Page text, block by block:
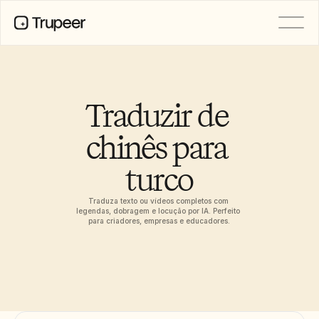
Traduzir de
chinês para
turco
Traduza texto ou vídeos completos com
legendas, dobragem e locução por IA. Perfeito
para criadores, empresas e educadores.
Base de Conhecimento